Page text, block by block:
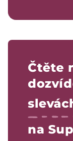
Čtěte
na